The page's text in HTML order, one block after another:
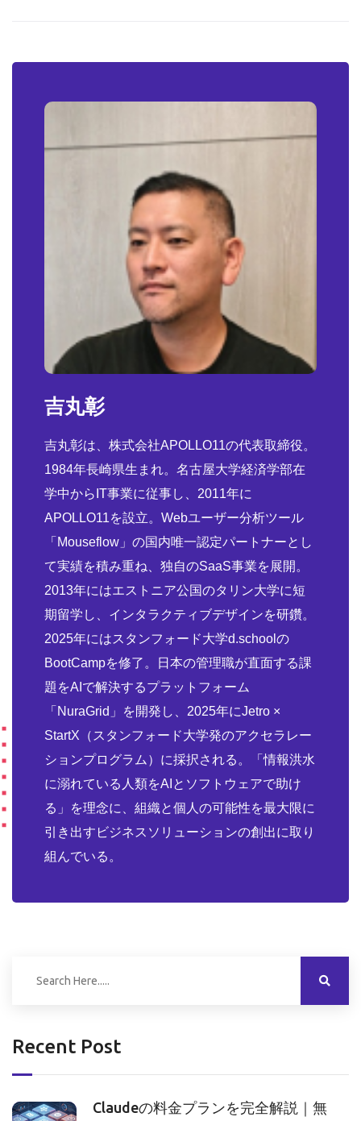
吉丸彰
吉丸彰は、株式会社APOLLO11の代表取締役。
1984年長崎県生まれ。名古屋大学経済学部在
学中からIT事業に従事し、2011年に
APOLLO11を設立。Webユーザー分析ツール
「Mouseflow」の国内唯一認定パートナーとし
て実績を積み重ね、独自のSaaS事業を展開。
2013年にはエストニア公国のタリン大学に短
期留学し、インタラクティブデザインを研鑽。
2025年にはスタンフォード大学d.schoolの
BootCampを修了。日本の管理職が直面する課
題をAIで解決するプラットフォーム
「NuraGrid」を開発し、2025年にJetro ×
StartX（スタンフォード大学発のアクセラレー
ションプログラム）に採択される。「情報洪水
に溺れている人類をAIとソフトウェアで助け
る」を理念に、組織と個人の可能性を最大限に
引き出すビジネスソリューションの創出に取り
組んでいる。
Recent Post
Claudeの料金プランを完全解説｜無